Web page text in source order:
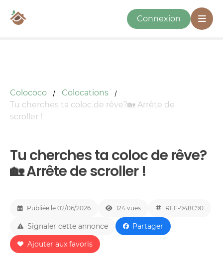
Connexion
Colococo
Colocations
Tu cherches ta coloc de rêve?🏡 Arrête de
scroller !
Tu cherches ta coloc de rêve?
🏡 Arrête de scroller !
Publiée le 02/06/2026 124 vues REF-948C90
Signaler cette annonce
Partager
Ajouter aux favoris